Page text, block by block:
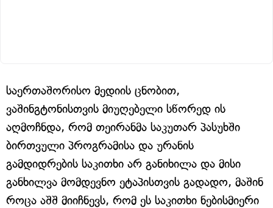
საერთაშორისო მედიის ცნობით,
ვაშინგტონისთვის მიუღებელი სწორედ ის
აღმოჩნდა, რომ თეირანმა საკუთარ პასუხში
ბირთვული პროგრამისა და ურანის
გამდიდრების საკითხი არ განიხილა და მისი
განხილვა მომდევნო ეტაპისთვის გადადო, მაშინ
როცა აშშ მიიჩნევს, რომ ეს საკითხი ნებისმიერი